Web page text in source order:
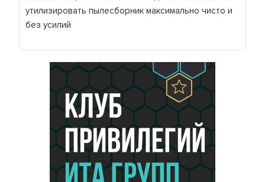
утилизировать пылесборник максимально чисто и
без усилий